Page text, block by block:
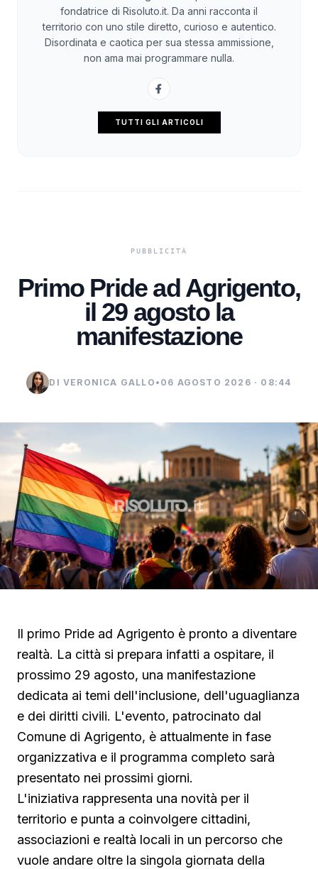
fondatrice di Risoluto.it. Da anni racconta il
territorio con uno stile diretto, curioso e autentico.
Disordinata e caotica per sua stessa ammissione,
non ama mai programmare nulla.
TUTTI GLI ARTICOLI
Primo Pride ad Agrigento,
il 29 agosto la
manifestazione
DI VERONICA GALLO • 06 AGOSTO 2026 · 08:44
Il primo Pride ad Agrigento è pronto a diventare
realtà. La città si prepara infatti a ospitare, il
prossimo 29 agosto, una manifestazione
dedicata ai temi dell'inclusione, dell'uguaglianza
e dei diritti civili. L'evento, patrocinato dal
Comune di Agrigento, è attualmente in fase
organizzativa e il programma completo sarà
presentato nei prossimi giorni.
L'iniziativa rappresenta una novità per il
territorio e punta a coinvolgere cittadini,
associazioni e realtà locali in un percorso che
vuole andare oltre la singola giornata della